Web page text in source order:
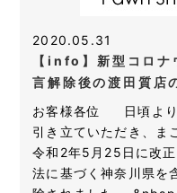
2020.05.31
【info】新型コロナ
言解除後の渡田質店
お客様各位 日頃より
引き立ていただき、ま
令和2年5月25日に改
法に基づく神奈川県を